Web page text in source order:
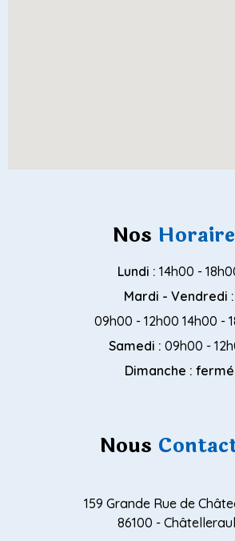
Nous
159 Grande Rue de
86100 -
Nos
Lundi : 14h00 -
Mardi - Vendredi :
09h00 - 12h00 14h00 -
Samedi : 09h00 -
Dimanche : fermé